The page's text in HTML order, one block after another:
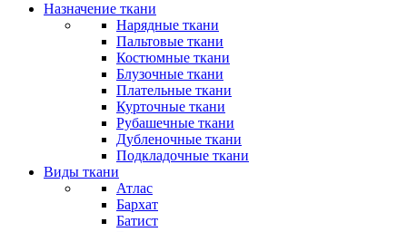
Назначение ткани
Нарядные ткани
Пальтовые ткани
Костюмные ткани
Блузочные ткани
Плательные ткани
Курточные ткани
Рубашечные ткани
Дубленочные ткани
Подкладочные ткани
Виды ткани
Атлас
Бархат
Батист